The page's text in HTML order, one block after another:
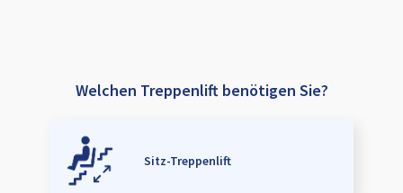
Welchen Treppenlift benötigen Sie?
Sitz-Treppenlift